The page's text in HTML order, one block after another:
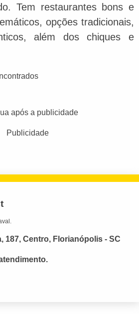
Tem restaurantes bons e
opções tradicionais,
além dos chiques e
após a publicidade
Publicidade
187, Centro, Florianópolis - SC